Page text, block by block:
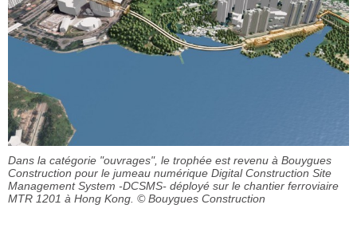
Dans la catégorie "ouvrages", le trophée est revenu à Bouygues
Construction pour le jumeau numérique Digital Construction Site
Management System -DCSMS- déployé sur le chantier ferroviaire
MTR 1201 à Hong Kong. © Bouygues Construction